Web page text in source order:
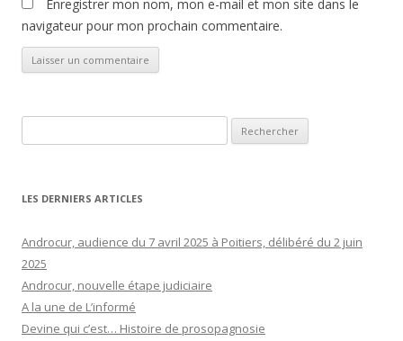
Enregistrer mon nom, mon e-mail et mon site dans le
navigateur pour mon prochain commentaire.
LES DERNIERS ARTICLES
Androcur, audience du 7 avril 2025 à Poitiers, délibéré du 2 juin
2025
Androcur, nouvelle étape judiciaire
A la une de L’informé
Devine qui c’est… Histoire de prosopagnosie